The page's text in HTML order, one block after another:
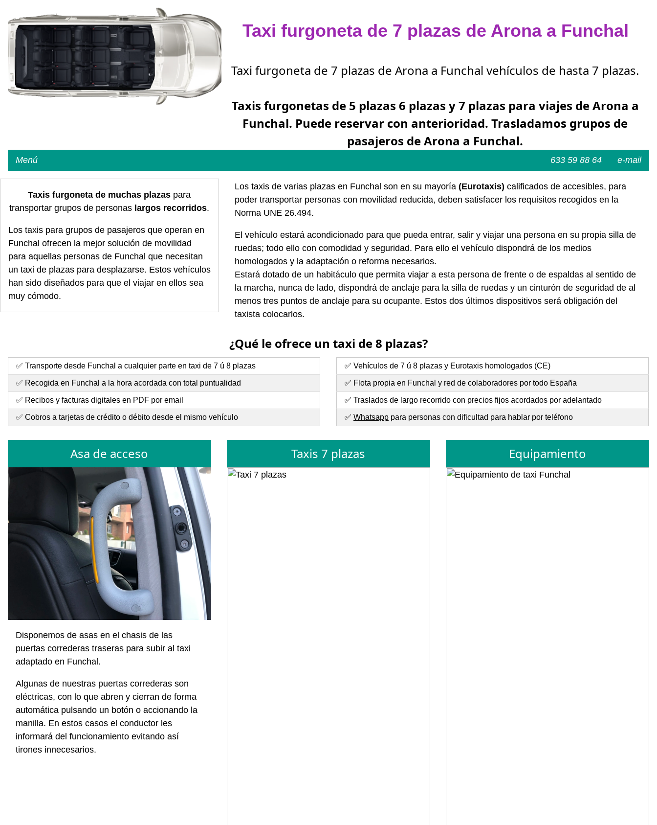
Taxi furgoneta de 7 plazas de Arona a Funchal
Taxi furgoneta de 7 plazas de Arona a Funchal vehículos de hasta 7 plazas.
Taxis furgonetas de 5 plazas 6 plazas y 7 plazas para viajes de Arona a
Funchal. Puede reservar con anterioridad. Trasladamos grupos de
pasajeros de Arona a Funchal.
e-mail
633 59 88 64
Menú
Taxis furgoneta de muchas plazas para
transportar grupos de personas largos recorridos.
Los taxis para grupos de pasajeros que operan en
Funchal ofrecen la mejor solución de movilidad
para aquellas personas de Funchal que necesitan
un taxi de plazas para desplazarse. Estos vehículos
han sido diseñados para que el viajar en ellos sea
muy cómodo.
Los taxis de varias plazas en Funchal son en su mayoría (Eurotaxis) calificados de accesibles, para
poder transportar personas con movilidad reducida, deben satisfacer los requisitos recogidos en la
Norma UNE 26.494.
El vehículo estará acondicionado para que pueda entrar, salir y viajar una persona en su propia silla de
ruedas; todo ello con comodidad y seguridad. Para ello el vehículo dispondrá de los medios
homologados y la adaptación o reforma necesarios.
Estará dotado de un habitáculo que permita viajar a esta persona de frente o de espaldas al sentido de
la marcha, nunca de lado, dispondrá de anclaje para la silla de ruedas y un cinturón de seguridad de al
menos tres puntos de anclaje para su ocupante. Estos dos últimos dispositivos será obligación del
taxista colocarlos.
¿Qué le ofrece un taxi de 8 plazas?
✅ Transporte desde Funchal a cualquier parte en taxi de 7 ú 8 plazas
✅ Recogida en Funchal a la hora acordada con total puntualidad
✅ Recibos y facturas digitales en PDF por email
✅ Cobros a tarjetas de crédito o débito desde el mismo vehículo
✅ Vehículos de 7 ú 8 plazas y Eurotaxis homologados (CE)
✅ Flota propia en Funchal y red de colaboradores por todo España
✅ Traslados de largo recorrido con precios fijos acordados por adelantado
✅ Whatsapppara personas con dificultad para hablar por teléfono
Asa de acceso
Disponemos de asas en el chasis de las
puertas correderas traseras para subir al taxi
adaptado en Funchal.
Algunas de nuestras puertas correderas son
eléctricas, con lo que abren y cierran de forma
automática pulsando un botón o accionando la
manilla. En estos casos el conductor les
informará del funcionamiento evitando así
tirones innecesarios.
Taxis 7 plazas Equipamiento